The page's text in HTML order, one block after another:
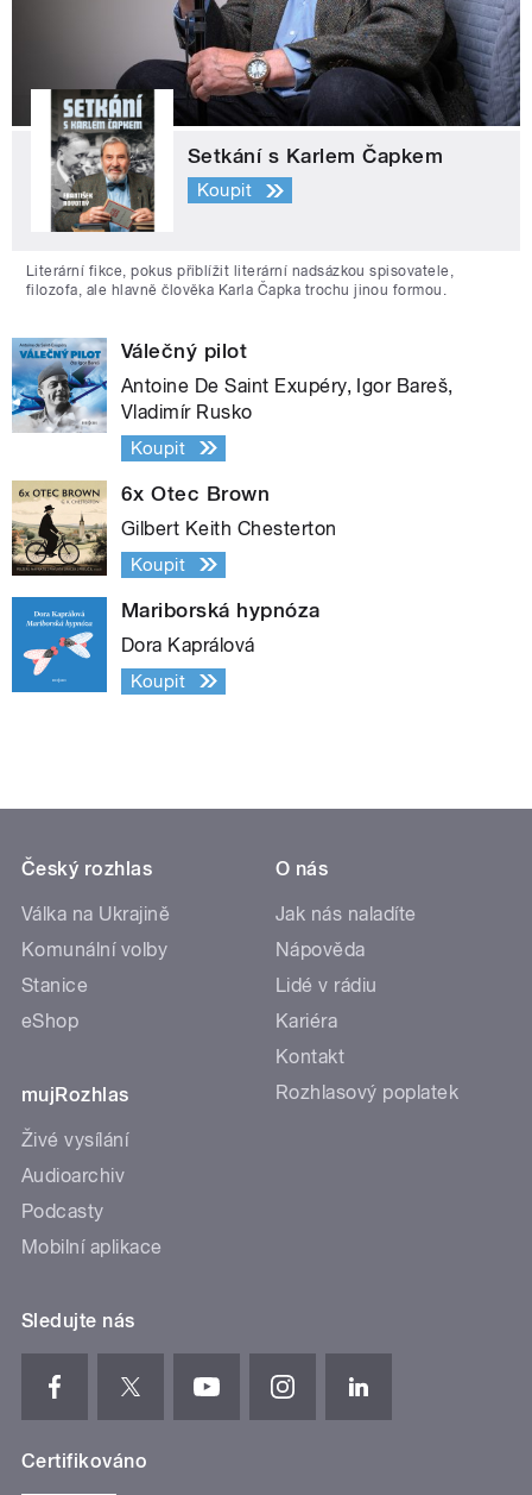
Setkání s Karlem Čapkem
Koupit
Literární fikce, pokus přiblížit literární nadsázkou spisovatele,
filozofa, ale hlavně člověka Karla Čapka trochu jinou formou.
Válečný pilot
Antoine De Saint Exupéry, Igor Bareš,
Vladimír Rusko
Koupit
6x Otec Brown
Gilbert Keith Chesterton
Koupit
Mariborská hypnóza
Dora Kaprálová
Koupit
Český rozhlas
Válka na Ukrajině
Komunální volby
Stanice
eShop
mujRozhlas
Živé vysílání
Audioarchiv
Podcasty
Mobilní aplikace
O nás
Jak nás naladíte
Nápověda
Lidé v rádiu
Kariéra
Kontakt
Rozhlasový poplatek
Sledujte nás
Certifikováno